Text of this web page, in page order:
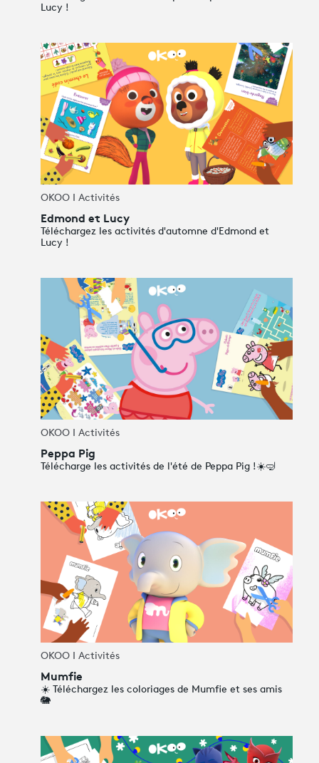
Lucy !
Edmond et Lucy
Téléchargez les activités d'automne d'Edmond et
Lucy !
OKOO I Activités
Peppa Pig
Télécharge les activités de l'été de Peppa Pig !☀️🤿
OKOO I Activités
Mumfie
☀️ Téléchargez les coloriages de Mumfie et ses amis
🐘
OKOO I Activités